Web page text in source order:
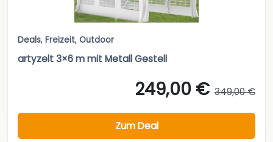
Deals, Freizeit, Outdoor
artyzelt 3×6 m mit Metall Gestell
249,00 € 349,00 €
Zum Deal